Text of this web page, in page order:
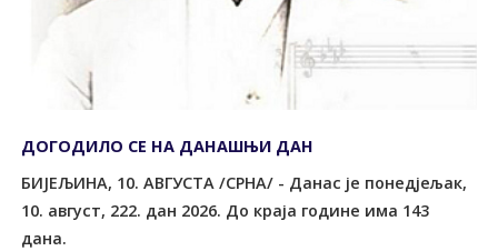
ДОГОДИЛО СЕ НА ДАНАШЊИ ДАН
БИЈЕЉИНА, 10. АВГУСТА /СРНА/ - Данас је понедјељак,
10. август, 222. дан 2026. До краја године има 143
дана.